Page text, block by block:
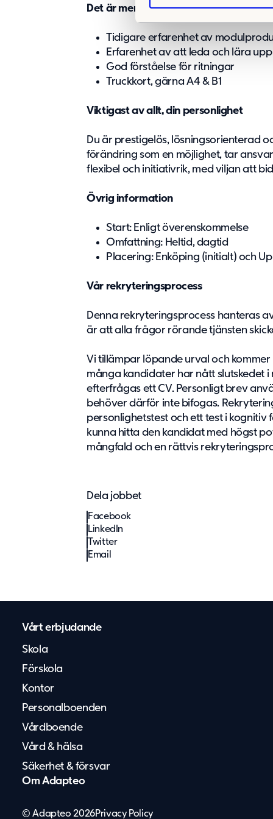
S
e
l
e
c
t
o
Det är meriterande, men inget krav,
Tidigare erfarenhet av
Erfarenhet av att leda och lära
God förståelse för ritningar
Truckkort, gärna A4 & B1
Viktigast av allt, din personlighet
Du är prestigelös, lösningsorienterad
förändring som en möjlighet, tar
flexibel och initiativrik, med viljan att
Övrig information
Start: Enligt överenskommelse
Omfattning: Heltid, dagtid
Placering: Enköping (initialt) och
Vår rekryteringsprocess
Denna rekryteringsprocess hanteras
är att alla frågor rörande tjänsten
Vi tillämpar löpande urval och
många kandidater har nått slutskedet
efterfrågas ett CV. Personligt brev
behöver därför inte bifogas.
personlighetstest och ett test i
kunna hitta den kandidat med högst
mångfald och en rättvis
Dela jobbet
Facebook
LinkedIn
Twitter
Email
Vårt erbjudande
Skola
Förskola
Kontor
Personalboenden
Vårdboende
Vård & hälsa
Säkerhet & försvar
Om Adapteo
© Adapteo 2026Privacy Policy